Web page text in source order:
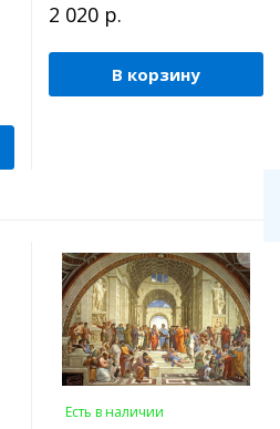
2 020 р.
В корзину
Есть в наличии